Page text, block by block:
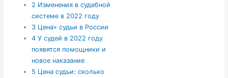
2 Изменения в судебной
системе в 2022 году
3 Цена» судьи в России
4 У судей в 2022 году
появятся помощники и
новое наказание
5 Цена судьи: сколько